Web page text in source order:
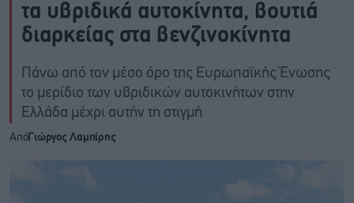
τα υβριδικά αυτοκίνητα, βουτιά
διαρκείας στα βενζινοκίνητα
Πάνω από τον μέσο όρο της Ευρωπαϊκής Ένωσης
το μερίδιο των υβριδικών αυτοκινήτων στην
Ελλάδα μέχρι αυτήν τη στιγμή
ΑπόΓιώργος Λαμπίρης